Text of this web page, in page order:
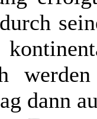
dann